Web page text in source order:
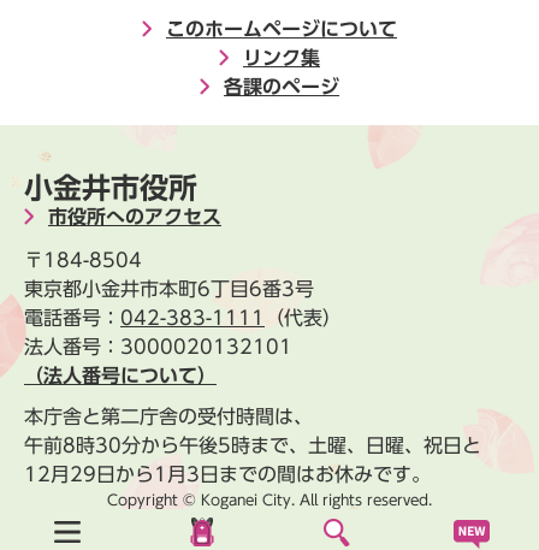
このホームページについて
リンク集
各課のページ
小金井市役所
市役所へのアクセス
〒184-8504
東京都小金井市本町6丁目6番3号
電話番号： 042-383-1111
（代表）
法人番号：3000020132101
（法人番号について）
本庁舎と第二庁舎の受付時間は、
午前8時30分から午後5時まで、土曜、日曜、祝日と
12月29日から1月3日までの間はお休みです。
Copyright © Koganei City. All rights reserved.